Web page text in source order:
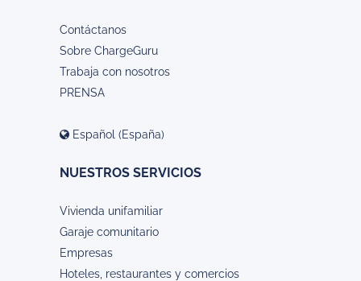
Contáctanos
Sobre ChargeGuru
Trabaja con nosotros
PRENSA
Español (España)
NUESTROS SERVICIOS
Vivienda unifamiliar
Garaje comunitario
Empresas
Hoteles, restaurantes y comercios